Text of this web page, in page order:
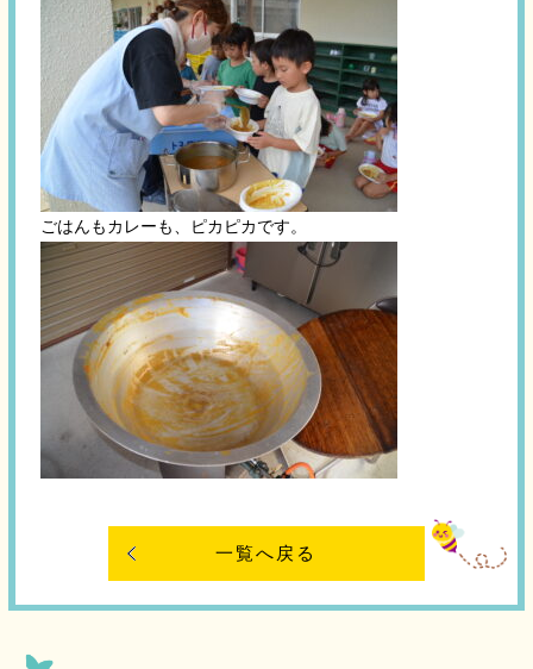
ごはんもカレーも、ピカピカです。
一覧へ戻る